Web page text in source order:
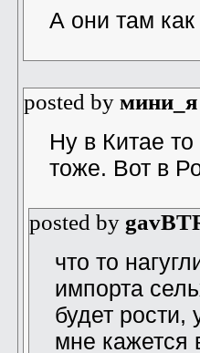
А они там как
posted by мини_я
Ну в Китае
тоже. Вот в
posted by
что то
импорта
будет
мне кажется